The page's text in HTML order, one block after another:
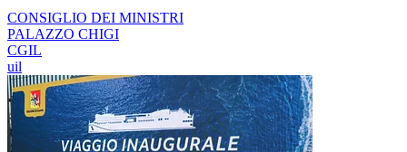
CONSIGLIO DEI MINISTRI
PALAZZO CHIGI
CGIL
uil